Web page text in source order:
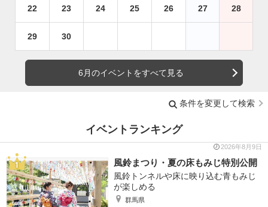
22 23 24 25 26 27 28
29 30
6月のイベントをすべて見る
条件を変更して検索
イベントランキング
2026年8月9日
風鈴まつり・夏の床もみじ特別公開
風鈴トンネルや床に映り込む青もみじ
が楽しめる
群馬県